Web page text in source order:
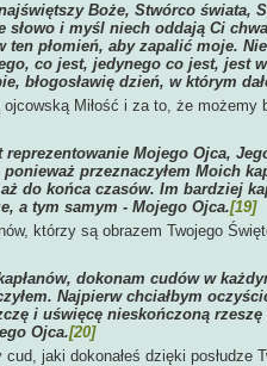
Boże, Stwórco świata,
słowo i myśl niech oddają Ci
ten płomień, aby zapalić moje.
co jest, jedynego co jest, jest
błogosławię dzień, w którym
Miłość i za to, że możemy
reprezentowanie Mojego Ojca,
przeznaczyłem Moich
do końca czasów. Im bardziej
a tym samym - Mojego Ojca.[19]
którzy są obrazem Twojego
dokonam cudów w
Najpierw chciałbym
i uświęcę nieskończoną
Ojca.[20]
jaki dokonałeś dzięki posłudze